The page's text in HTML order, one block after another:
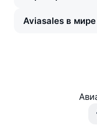
Aviasales в мире